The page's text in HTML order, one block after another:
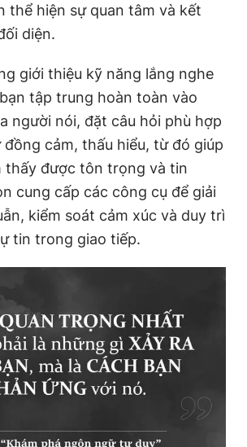
thể hiện sự quan tâm và kết
diện.
giới thiệu kỹ năng lắng nghe
tập trung hoàn toàn vào
người nói, đặt câu hỏi phù hợp
cảm, thấu hiểu, từ đó giúp
thấy được tôn trọng và tin
cung cấp các công cụ để giải
kiểm soát cảm xúc và duy trì
tin trong giao tiếp.